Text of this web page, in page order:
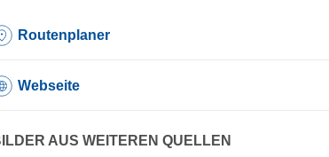
Routenplaner
Webseite
AUS WEITEREN QUELLEN